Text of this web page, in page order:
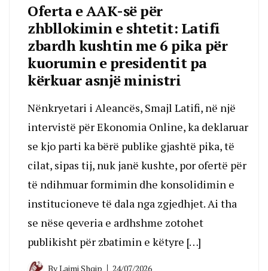
Oferta e AAK-së për
zhbllokimin e shtetit: Latifi
zbardh kushtin me 6 pika për
kuorumin e presidentit pa
kërkuar asnjë ministri
Nënkryetari i Aleancës, Smajl Latifi, në një
intervistë për Ekonomia Online, ka deklaruar
se kjo parti ka bërë publike gjashtë pika, të
cilat, sipas tij, nuk janë kushte, por ofertë për
të ndihmuar formimin dhe konsolidimin e
institucioneve të dala nga zgjedhjet. Ai tha
se nëse qeveria e ardhshme zotohet
publikisht për zbatimin e këtyre […]
ByLajmi Shqip 24/07/2026